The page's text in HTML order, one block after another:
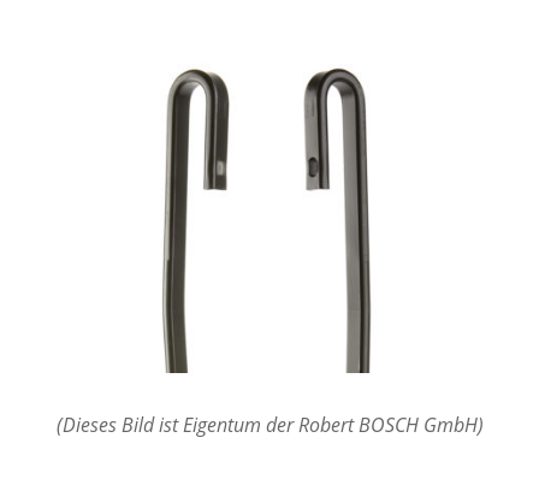
(Dieses Bild ist Eigentum der Robert BOSCH GmbH)